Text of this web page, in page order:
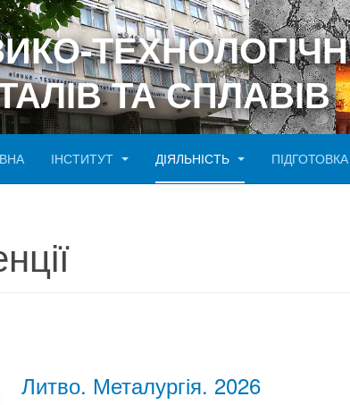
ТА СПЛАВІВ
ІНСТИТУТ ДІЯЛЬНІСТЬ
Литво. Металургія. 2026